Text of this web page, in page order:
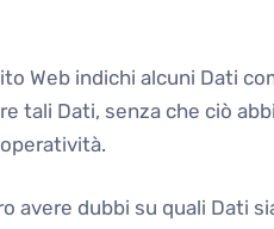
Web indichi alcuni Dati
tali Dati, senza che ciò
avere dubbi su quali Dati